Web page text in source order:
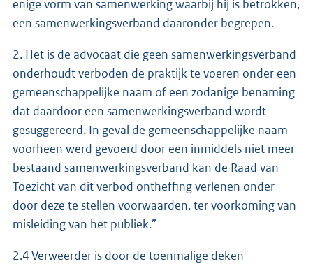
enige vorm van samenwerking waarbij hij is betrokken,
een samenwerkingsverband daaronder begrepen.
2. Het is de advocaat die geen samenwerkingsverband
onderhoudt verboden de praktijk te voeren onder een
gemeenschappelijke naam of een zodanige benaming
dat daardoor een samenwerkingsverband wordt
gesuggereerd. In geval de gemeenschappelijke naam
voorheen werd gevoerd door een inmiddels niet meer
bestaand samenwerkingsverband kan de Raad van
Toezicht van dit verbod ontheffing verlenen onder
door deze te stellen voorwaarden, ter voorkoming van
misleiding van het publiek.”
2.4 Verweerder is door de toenmalige deken